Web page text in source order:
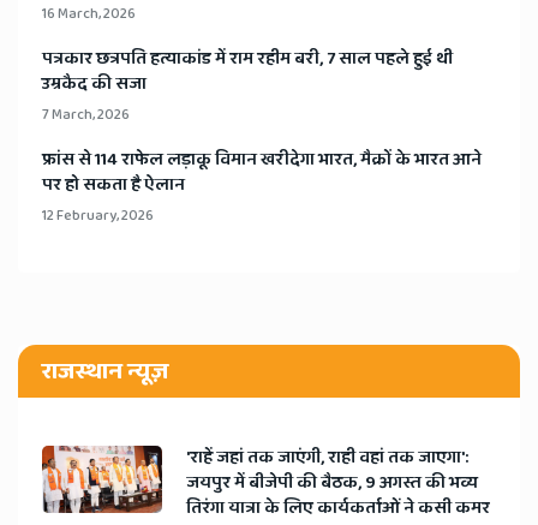
16 March, 2026
​पत्रकार छत्रपति हत्याकांड में राम रहीम बरी, 7 साल पहले हुई थी
उम्रकैद की सजा
7 March, 2026
​फ्रांस से 114 राफेल लड़ाकू विमान खरीदेगा भारत, मैक्रों के भारत आने
पर हो सकता है ऐलान
12 February, 2026
राजस्थान न्यूज़
'राहें जहां तक जाएंगी, राही वहां तक जाएगा':
जयपुर में बीजेपी की बैठक, 9 अगस्त की भव्य
तिरंगा यात्रा के लिए कार्यकर्ताओं ने कसी कमर